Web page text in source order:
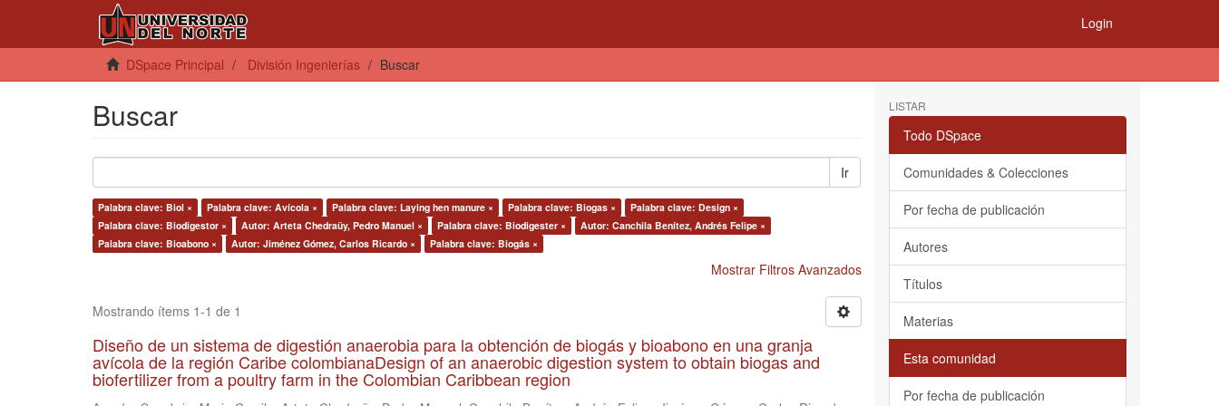
Login
DSpace Principal División Ingenierías Buscar
Buscar
Ir
Palabra clave: Biol × Palabra clave: Avícola × Palabra clave: Laying hen manure × Palabra clave: Biogas ×
Palabra clave: Design ×
Palabra clave: Biodigestor ×
Autor: Arteta Chedraüy, Pedro Manuel × Palabra clave: Biodigester ×
Autor: Canchila Benítez, Andrés Felipe ×
Palabra clave: Bioabono ×
Autor: Jiménez Gómez, Carlos Ricardo × Palabra clave: Biogás ×
Mostrar Filtros Avanzados
Mostrando ítems 1-1 de 1
Diseño de un sistema de digestión anaerobia para la obtención de biogás y bioabono en una granja
avícola de la región Caribe colombianaDesign of an anaerobic digestion system to obtain biogas and
biofertilizer from a poultry farm in the Colombian Caribbean region
LISTAR
Todo DSpace
Comunidades & Colecciones
Por fecha de publicación
Autores
Títulos
Materias
Esta comunidad
Por fecha de publicación